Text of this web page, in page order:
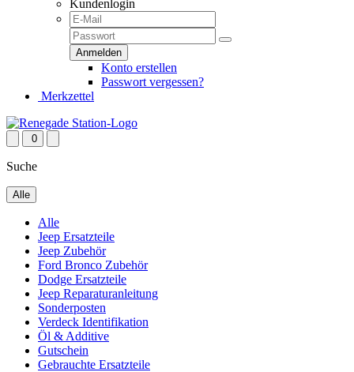
Kundenlogin
Konto erstellen
Passwort vergessen?
Merkzettel
0
Suche
Alle
Alle
Jeep Ersatzteile
Jeep Zubehör
Ford Bronco Zubehör
Dodge Ersatzteile
Jeep Reparaturanleitung
Sonderposten
Verdeck Identifikation
Öl & Additive
Gutschein
Gebrauchte Ersatzteile